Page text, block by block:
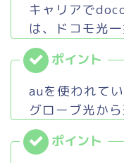
キャリアで
は、ドコモ光一
auを使われて
グローブ光か